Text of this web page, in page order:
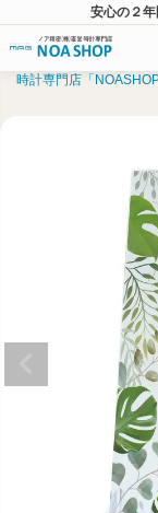
安心の２
時計専門店「